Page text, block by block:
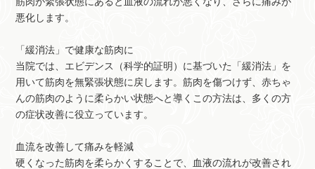
悪化します。
「緩消法」で健康な筋肉に
当院では、エビデンス（科学的証明）に基づいた「緩消法」を
用いて筋肉を無緊張状態に戻します。筋肉を傷つけず、赤ちゃ
んの筋肉のように柔らかい状態へと導くこの方法は、多くの方
の症状改善に役立っています。
血流を改善して痛みを軽減
硬くなった筋肉を柔らかくすることで、血液の流れが改善され